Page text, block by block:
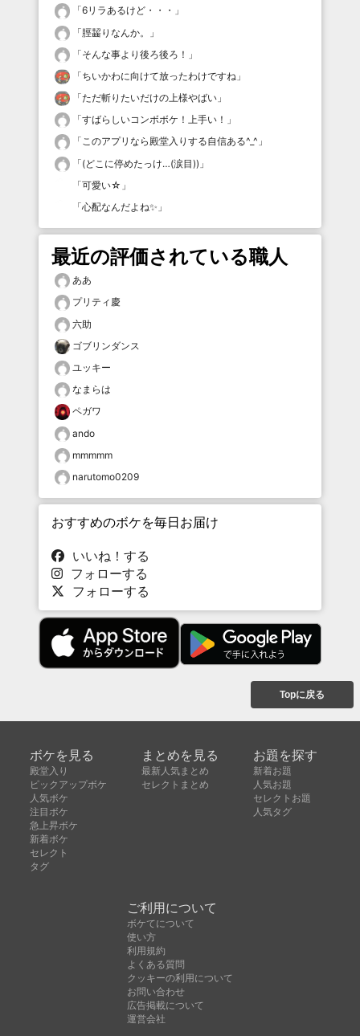
「6リラあるけど・・・ 」
「脛齧りなんか。
」
「そんな事より後ろ後ろ！ 」
「ちいかわに向けて放ったわけですね 」
「ただ斬りたいだけの上様やばい 」
「すばらしいコンボボケ！上手い！ 」
「このアプリなら殿堂入りする自信ある^_^ 」
「(どこに停めたっけ…(涙目)) 」
「可愛い☆ 」
「心配なんだよね✨ 」
最近の評価されている職人
ああ
プリティ慶
六助
ゴブリンダンス
ユッキー
なまらは
ペガワ
ando
mmmmm
narutomo0209
おすすめのボケを毎日お届け
いいね！する
フォローする
フォローする
Topに戻る
ボケを見る
殿堂入り
ピックアップボケ
人気ボケ
注目ボケ
急上昇ボケ
新着ボケ
セレクト
タグ
まとめを見る
最新人気まとめ
セレクトまとめ
お題を探す
新着お題
人気お題
セレクトお題
人気タグ
ご利用について
ボケてについて
使い方
利用規約
よくある質問
クッキーの利用について
お問い合わせ
広告掲載について
運営会社